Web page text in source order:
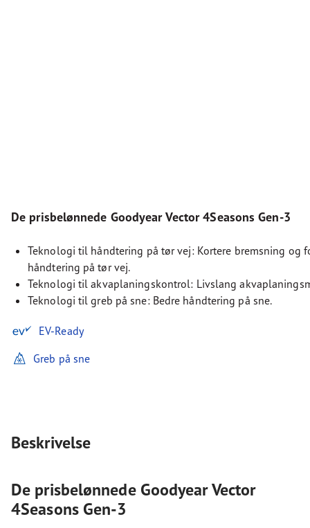
De prisbelønnede Goodyear Vector 4Seasons Gen-3
Teknologi til håndtering på tør vej: Kortere bremsning og
håndtering på tør vej.
Teknologi til akvaplaningskontrol: Livslang
Teknologi til greb på sne: Bedre håndtering på sne.
EV-Ready
Greb på sne
Beskrivelse
De prisbelønnede Goodyear Vector
4Seasons Gen-3